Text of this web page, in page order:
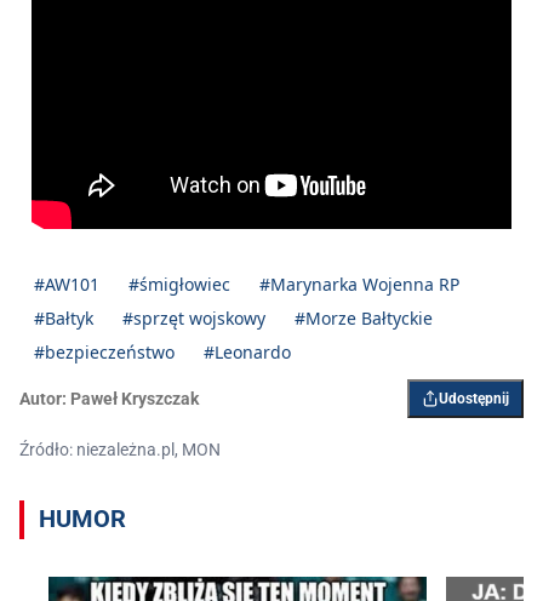
#AW101 #śmigłowiec
#Marynarka Wojenna RP
#Bałtyk
#sprzęt wojskowy
#Morze Bałtyckie
#bezpieczeństwo
#Leonardo
Autor: Paweł Kryszczak Udostępnij
Źródło: niezależna.pl, MON
HUMOR